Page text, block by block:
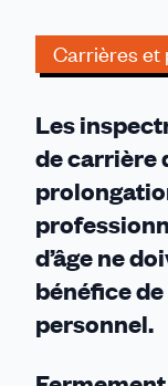
Carrières et
Les
de carrière
d’âge ne
bénéfice
personnel.